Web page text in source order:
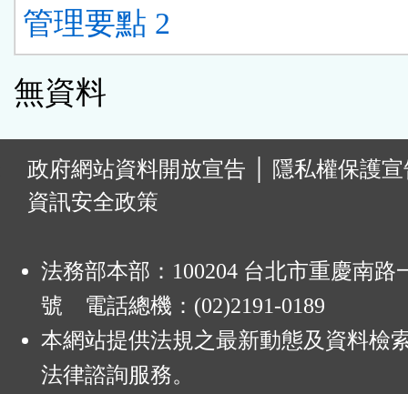
管理要點 2
無資料
政府網站資料開放宣告
隱私權保護
資訊安全政策
法務部本部：100204 台北市重慶南路
號 電話總機：(02)2191-0189
本網站提供法規之最新動態及資料檢
法律諮詢服務。